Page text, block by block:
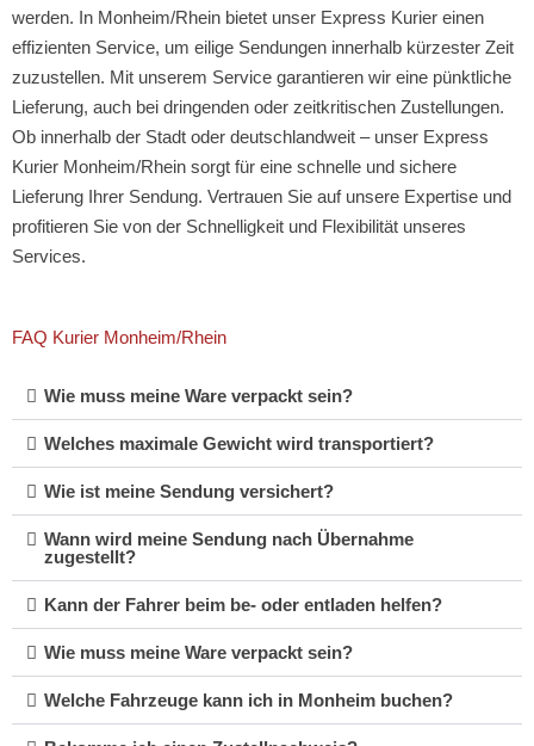
werden. In Monheim/Rhein bietet unser Express Kurier einen
effizienten Service, um eilige Sendungen innerhalb kürzester Zeit
zuzustellen. Mit unserem Service garantieren wir eine pünktliche
Lieferung, auch bei dringenden oder zeitkritischen Zustellungen.
Ob innerhalb der Stadt oder deutschlandweit – unser Express
Kurier Monheim/Rhein sorgt für eine schnelle und sichere
Lieferung Ihrer Sendung. Vertrauen Sie auf unsere Expertise und
profitieren Sie von der Schnelligkeit und Flexibilität unseres
Services.
FAQ Kurier Monheim/Rhein
Wie muss meine Ware verpackt sein?
Welches maximale Gewicht wird transportiert?
Wie ist meine Sendung versichert?
Wann wird meine Sendung nach Übernahme
zugestellt?
Kann der Fahrer beim be- oder entladen helfen?
Wie muss meine Ware verpackt sein?
Welche Fahrzeuge kann ich in Monheim buchen?